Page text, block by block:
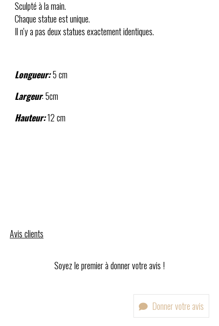
Sculpté à la main.
Chaque statue est unique.
Il n'y a pas deux statues exactement identiques.
Longueur:5 cm
Largeur: 5cm
Hauteur:12 cm
Avis clients
Soyez le premier à donner votre avis !
Donner votre avis